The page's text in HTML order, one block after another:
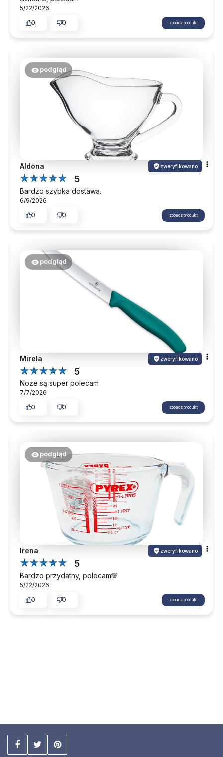
5/22/2026
0
0 zobacz produkt
podgląd
Aldona zweryfikowano
5
Bardzo szybka dostawa.
6/9/2026
0
0 zobacz produkt
podgląd
Mirela zweryfikowano
5
Noże są super polecam
7/7/2026
0
0 zobacz produkt
podgląd
Irena zweryfikowano
5
Bardzo przydatny, polecam💯
5/22/2026
0
0 zobacz produkt